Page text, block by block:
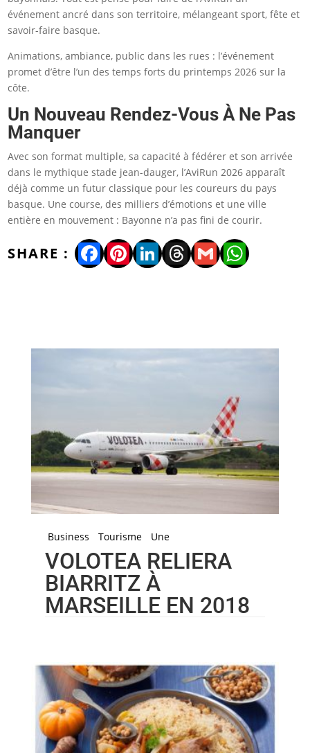
événement ancré dans son territoire, mélangeant sport, fête et
savoir-faire basque.
Animations, ambiance, public dans les rues : l’événement
promet d’être l’un des temps forts du printemps 2026 sur la
côte.
Un Nouveau Rendez-Vous À Ne Pas
Manquer
Avec son format multiple, sa capacité à fédérer et son arrivée
dans le mythique stade jean-dauger, l’AviRun 2026 apparaît
déjà comme un futur classique pour les coureurs du pays
basque. Une course, des milliers d’émotions et une ville
entière en mouvement : Bayonne n’a pas fini de courir.
Facebook
Pinterest
LinkedIn
Threads
Gmail
Business Tourisme Une
VOLOTEA RELIERA
BIARRITZ À
MARSEILLE EN 2018